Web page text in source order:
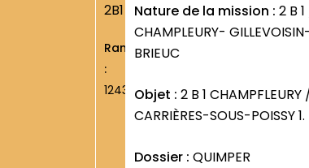
2B1
Rang
:
1243
Nature de la mission : 2 B
CHAMPLEURY-
BRIEUC
Objet : 2 B 1 CHAMPFLEURY
CARRIÈRES-SOUS-POISSY 1.
Dossier : QUIMPER